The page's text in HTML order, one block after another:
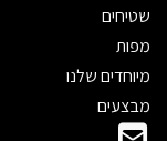
שטיחים
מפות
מיוחדים שלנו
מבצעים